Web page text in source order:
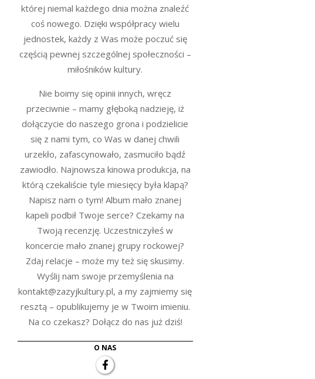
której niemal każdego dnia można znaleźć
coś nowego. Dzięki współpracy wielu
jednostek, każdy z Was może poczuć się
częścią pewnej szczególnej społeczności –
miłośników kultury.
Nie boimy się opinii innych, wręcz
przeciwnie – mamy głęboką nadzieję, iż
dołączycie do naszego grona i podzielicie
się z nami tym, co Was w danej chwili
urzekło, zafascynowało, zasmuciło bądź
zawiodło. Najnowsza kinowa produkcja, na
którą czekaliście tyle miesięcy była klapą?
Napisz nam o tym! Album mało znanej
kapeli podbił Twoje serce? Czekamy na
Twoją recenzję. Uczestniczyłeś w
koncercie mało znanej grupy rockowej?
Zdaj relacje – może my też się skusimy.
Wyślij nam swoje przemyślenia na
kontakt@zazyjkultury.pl, a my zajmiemy się
resztą – opublikujemy je w Twoim imieniu.
Na co czekasz? Dołącz do nas już dziś!
O NAS